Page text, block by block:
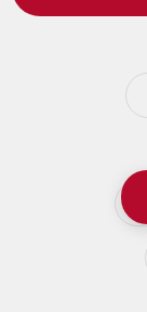
Zoersel